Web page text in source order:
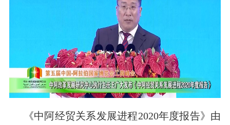
《中阿经贸关系发展进程2020年度报告》由